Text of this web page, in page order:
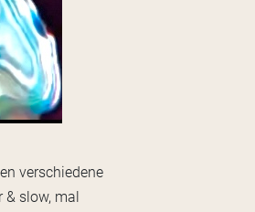
verschiedene
& slow, mal